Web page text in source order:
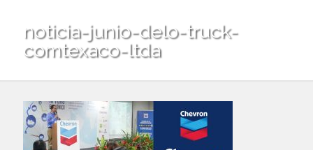
noticia-junio-delo-truck-
comtexaco-ltda